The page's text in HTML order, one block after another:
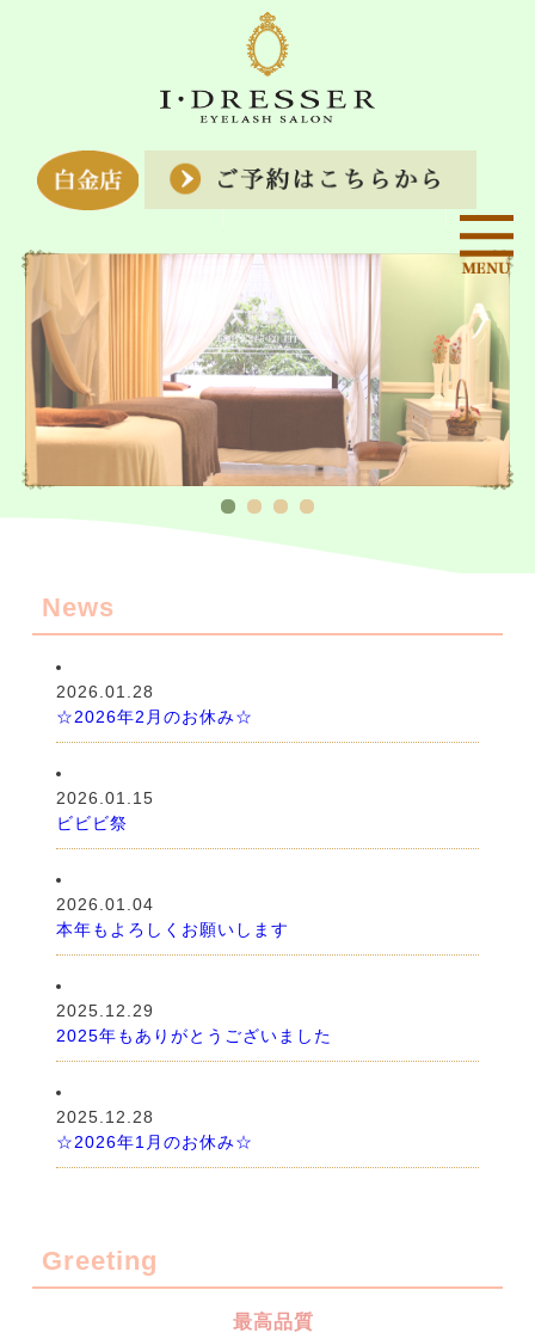
News
2026.01.28
☆2026年2月のお休み☆
2026.01.15
ビビビ祭
2026.01.04
本年もよろしくお願いします
2025.12.29
2025年もありがとうございました
2025.12.28
☆2026年1月のお休み☆
Greeting
最高品質